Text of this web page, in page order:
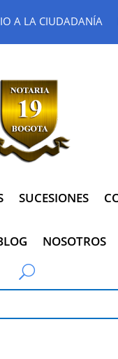
A LA CIUDADANÍA
SUCESIONES
NOSOTROS